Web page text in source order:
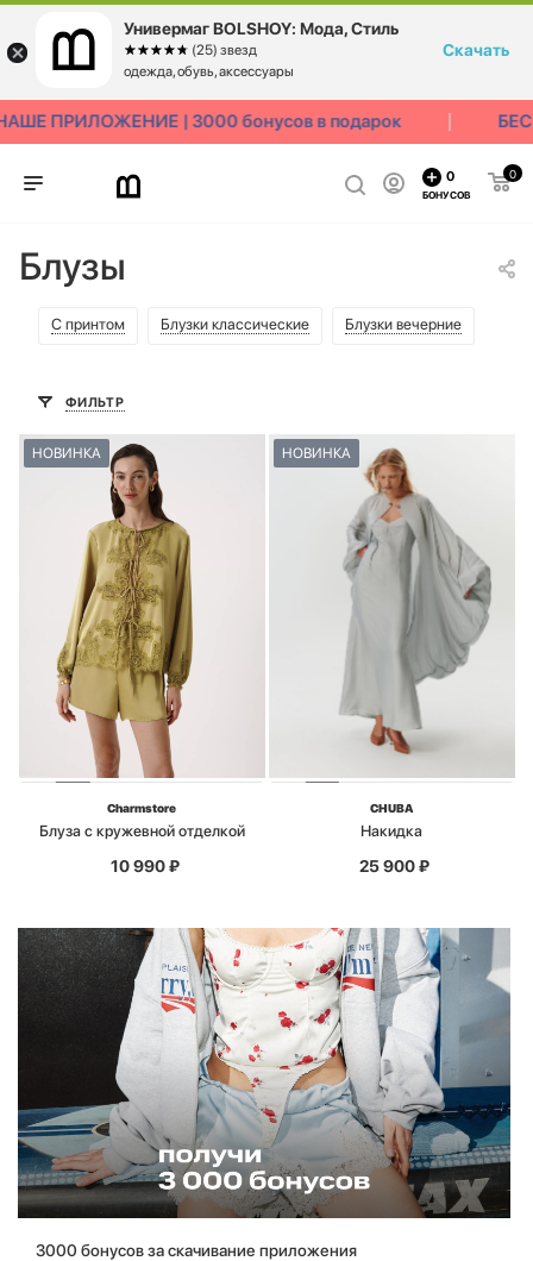
ПРИЛОЖЕНИЕ | 3000 бонусов в подарок
0
0
БОНУСОВ
Блузы
С принтом Блузки классические Блузки вечерние
ФИЛЬТР
НОВИНКА
Charmstore
Блуза с кружевной отделкой
10 990₽
НОВИНКА
CHUBA
Накидка
25 900₽
3000 бонусов за скачивание приложения
Универмаг BOLSHOY: Мода, Стиль
☆☆☆☆☆
★★★★★ (25) звезд
одежда, обувь, аксессуары
Скачать